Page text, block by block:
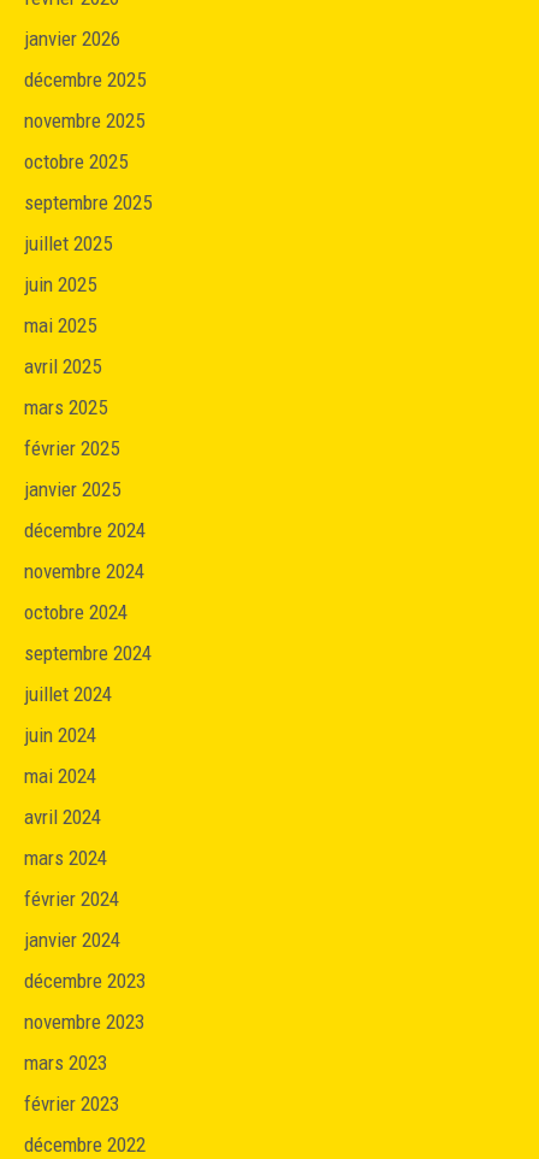
janvier 2026
décembre 2025
novembre 2025
octobre 2025
septembre 2025
juillet 2025
juin 2025
mai 2025
avril 2025
mars 2025
février 2025
janvier 2025
décembre 2024
novembre 2024
octobre 2024
septembre 2024
juillet 2024
juin 2024
mai 2024
avril 2024
mars 2024
février 2024
janvier 2024
décembre 2023
novembre 2023
mars 2023
février 2023
décembre 2022